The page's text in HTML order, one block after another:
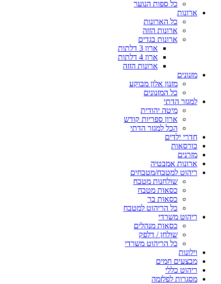
כל ספות הנוער
ארונות
כל הארונות
ארונות הזזה
ארונות בגדים
ארון 3 דלתות
ארון 4 דלתות
ארונות הזזה
מזנונים
מזנון אלון מבוקע
כל המזנונים
למגזר הדתי
מיטה יהודית
ארון ספריות קודש
הכל למגזר הדתי
חדרי ילדים
כורסאות
מזרנים
ארונות אמבטיה
ריהוט למטבח/מטבחים
שולחנות מטבח
כסאות מטבח
כסאות בר
כל הריהוט למטבח
ריהוט משרדי
כסאות מנהלים
שולחן / דלפק
כל הריהוט משרדי
וילונות
מבצעים חמים
ריהוט כללי
מסגרות לפלזמה